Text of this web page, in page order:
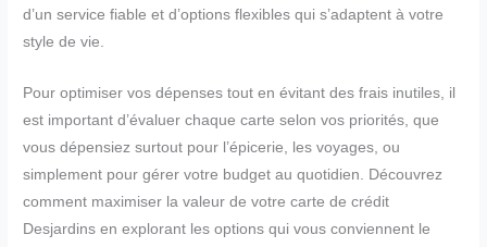
d’un service fiable et d’options flexibles qui s’adaptent à votre
style de vie.
Pour optimiser vos dépenses tout en évitant des frais inutiles, il
est important d’évaluer chaque carte selon vos priorités, que
vous dépensiez surtout pour l’épicerie, les voyages, ou
simplement pour gérer votre budget au quotidien. Découvrez
comment maximiser la valeur de votre carte de crédit
Desjardins en explorant les options qui vous conviennent le